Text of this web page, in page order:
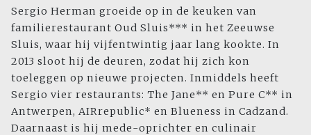
Sergio Herman groeide op in de keuken van
familierestaurant Oud Sluis*** in het Zeeuwse
Sluis, waar hij vijfentwintig jaar lang kookte. In
2013 sloot hij de deuren, zodat hij zich kon
toeleggen op nieuwe projecten. Inmiddels heeft
Sergio vier restaurants: The Jane** en Pure C** in
Antwerpen, AIRrepublic* en Blueness in Cadzand.
Daarnaast is hij mede-oprichter en culinair